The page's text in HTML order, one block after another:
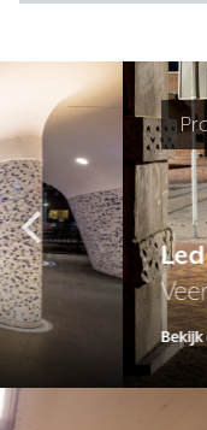
Project
Led
Veerpoort
Bekijk dit project